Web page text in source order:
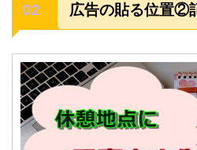
広告の貼る位置②